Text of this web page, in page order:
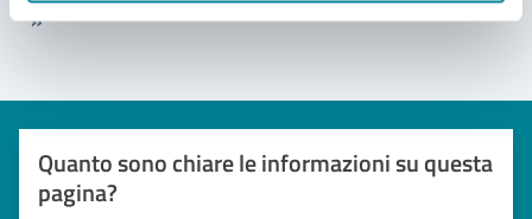
»
Quanto sono chiare le informazioni su questa
pagina?